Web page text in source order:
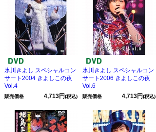
氷川きよし スペシャルコン
サート2004 きよしこの夜
Vol.4
販売価格 4,713円(税込)
氷川きよし スペシャルコン
サート2006 きよしこの夜
Vol.6
販売価格 4,713円(税込)